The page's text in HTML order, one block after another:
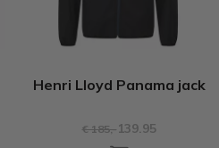
Henri Lloyd Panama jack
€ 185,- 139.95